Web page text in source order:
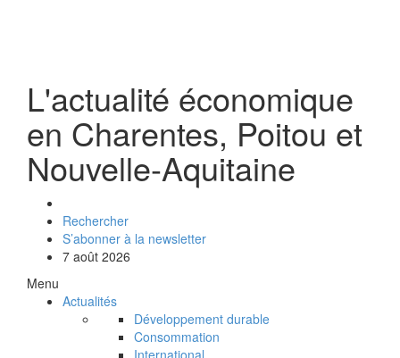
L'actualité économique
en Charentes, Poitou et
Nouvelle-Aquitaine
Rechercher
S’abonner à la newsletter
7 août 2026
Menu
Actualités
Développement durable
Consommation
International